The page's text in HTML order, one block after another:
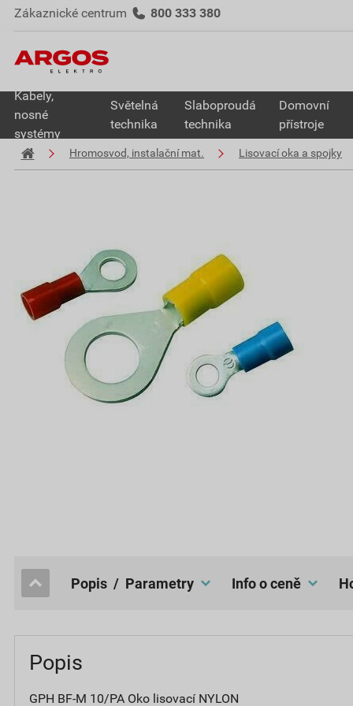
Zákaznické centrum 800 333 380
Kabely,
nosné
systémy
Světelná
technika
Slaboproudá
technika
Domovní
přístroje
Hromosvod, instalační mat. Lisovací oka a spojky
popis / Parametry Info o ceně
Popis
GPH BF-M 10/PA Oko lisovací NYLON